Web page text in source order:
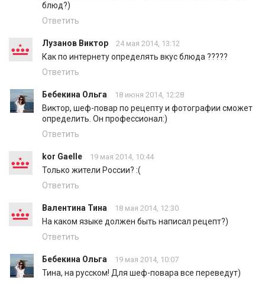
блюд?)
Ответить
Лузанов Виктор 24 мая 2014, 13:12
Как по интернету определять вкус блюда ?????
Ответить
Бебекина Ольга 18 июня 2014, 12:28
Виктор, шеф-повар по рецепту и фотографии сможет
определить. Он профессионал:)
Ответить
kor Gaеlle 19 мая 2014, 10:44
Только жители России? :(
Ответить
Валентина Тина 18 мая 2014, 12:30
На каком языке должен быть написал рецепт?)
Ответить
Бебекина Ольга 19 мая 2014, 10:07
Тина, на русском! Для шеф-повара все переведут)